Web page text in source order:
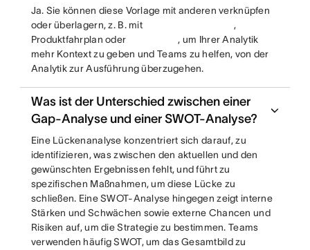
Ja. Sie können diese Vorlage mit anderen verknüpfen
oder überlagern, z. B. mit
,
Produktfahrplan oder
, um Ihrer Analytik
mehr Kontext zu geben und Teams zu helfen, von der
Analytik zur Ausführung überzugehen.
Was ist der Unterschied zwischen einer
Gap-Analyse und einer SWOT-Analyse?
Eine Lückenanalyse konzentriert sich darauf, zu
identifizieren, was zwischen den aktuellen und den
gewünschten Ergebnissen fehlt, und führt zu
spezifischen Maßnahmen, um diese Lücke zu
schließen. Eine SWOT-Analyse hingegen zeigt interne
Stärken und Schwächen sowie externe Chancen und
Risiken auf, um die Strategie zu bestimmen. Teams
verwenden häufig SWOT, um das Gesamtbild zu